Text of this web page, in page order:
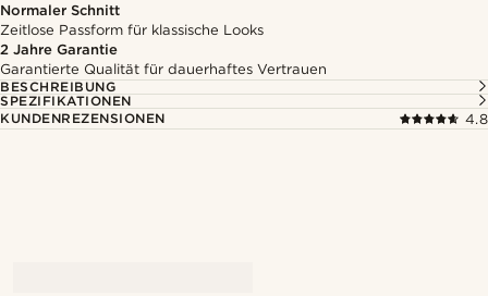
Normaler Schnitt
Zeitlose Passform für klassische Looks
2 Jahre Garantie
Garantierte Qualität für dauerhaftes Vertrauen
BESCHREIBUNG
SPEZIFIKATIONEN
KUNDENREZENSIONEN
4.8